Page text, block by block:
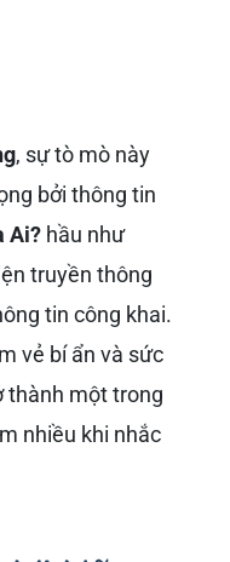
, sự tò mò này
bởi thông tin
Ai? hầu như
truyền thông
tin công khai.
vẻ bí ẩn và sức
thành một trong
nhiều khi nhắc